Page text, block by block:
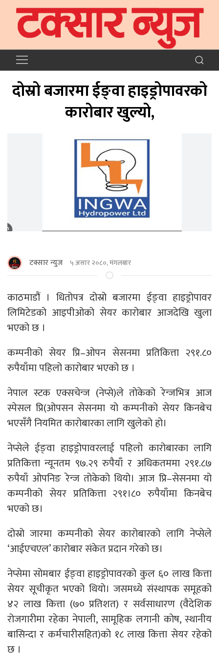
दोस्रो बजारमा ईङ्वा हाइड्रोपावरको
कारोबार खुल्यो,
टक्सार न्युज ५ असार २०८०, मंगलबार
काठमाडौं । धितोपत्र दोस्रो बजारमा ईङ्वा हाइड्रोपावर
लिमिटेडको आइपीओको सेयर कारोबार आजदेखि खुला
भएको छ ।
कम्पनीको सेयर प्रि–ओपन सेसनमा प्रतिकित्ता २९१.८०
रुपैयाँमा पहिलो कारोबार भएको छ ।
नेपाल स्टक एक्सचेन्ज (नेप्से)ले तोकेको रेन्जभित्र आज
स्पेसल प्रि(ओपसन सेसनमा यो कम्पनीको सेयर किनबेच
भएसँगै नियमित कारोबारका लागि खुलेको हो।
नेप्सेले ईङ्वा हाइड्रोपावरलाई पहिलो कारोबारका लागि
प्रतिकित्ता न्यूनतम ९७.२९ रुपैयाँ र अधिकतममा २९१.८७
रुपैयाँ ओपनिङ रेन्ज तोकेको थियो। आज प्रि–सेसनमा यो
कम्पनीको सेयर प्रतिकित्ता २९१।८० रुपैयाँमा किनबेच
भएको छ।
दोस्रो जारमा कम्पनीको सेयर कारोबारको लागि नेप्सेले
‘आईएचएल’ कारोबार संकेत प्रदान गरेको छ।
नेप्सेमा सोमबार ईङ्वा हाइड्रोपावरको कुल ६० लाख कित्ता
सेयर सूचीकृत भएको थियो। जसमध्ये संस्थापक समूहको
४२ लाख कित्ता (७० प्रतिशत) र सर्वसाधारण (वैदेशिक
रोजगारीमा रहेका नेपाली, सामूहिक लगानी कोष, स्थानीय
बासिन्दा र कर्मचारीसहित)को १८ लाख कित्ता सेयर रहेको
छ ।